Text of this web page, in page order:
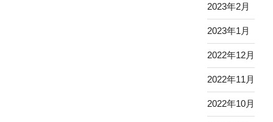
2023年2月
2023年1月
2022年12月
2022年11月
2022年10月